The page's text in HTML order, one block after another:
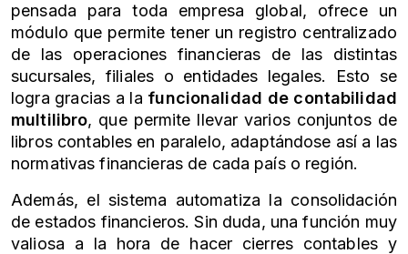
pensada para toda empresa global, ofrece un
módulo que permite tener un registro centralizado
de las operaciones financieras de las distintas
sucursales, filiales o entidades legales. Esto se
logra gracias a la funcionalidad de contabilidad
multilibro, que permite llevar varios conjuntos de
libros contables en paralelo, adaptándose así a las
normativas financieras de cada país o región.
Además, el sistema automatiza la consolidación
de estados financieros. Sin duda, una función muy
valiosa a la hora de hacer cierres contables y